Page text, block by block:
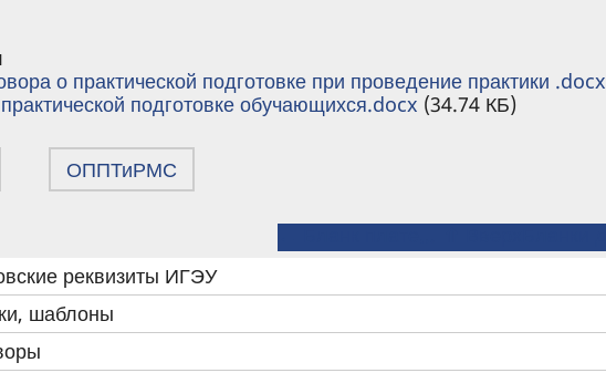
о практической подготовке при проведение практики .docx
подготовке обучающихся.docx (34.74 КБ)
ОППТиРМС
реквизиты ИГЭУ
шаблоны